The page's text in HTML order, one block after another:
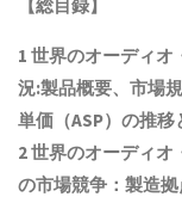
【総目録】
1 世界のオーディオ
況:製品概要、市場
単価（ASP）の推移
2 世界のオーディオ
の市場競争：製造